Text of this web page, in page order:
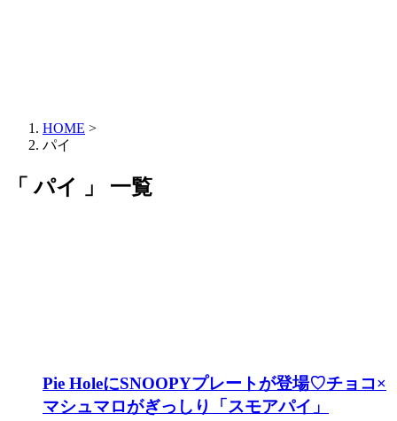
HOME >
パイ
「 パイ 」 一覧
Pie HoleにSNOOPYプレートが登場♡チョコ×
マシュマロがぎっしり「スモアパイ」